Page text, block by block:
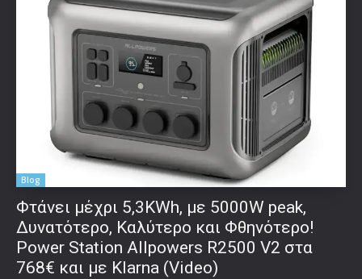
Blog
Φτάνει μέχρι 5,3KWh, με 5000W peak,
Δυνατότερο, Καλύτερο και Φθηνότερο!
Power Station Allpowers R2500 V2 στα
768€ και με Klarna (Video)